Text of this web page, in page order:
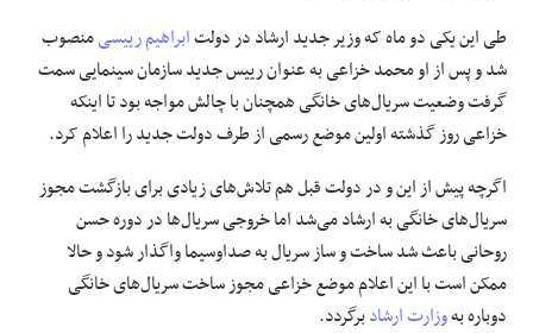
طی این یکی دو ماه که وزیر جدید ارشاد در دولتابراهیم رییسیمنصوب
شد و پس از او محمد خزاعی به عنوان رییس جدید سازمان سینمایی سمت
گرفت وضعیت سریال‌های خانگی همچنان با چالش مواجه بود تا اینکه
خزاعی روز گذشته اولین موضع رسمی از طرف دولت جدید را اعلام کرد.
اگرچه پیش از این و در دولت قبل هم تلاش‌های زیادی برای بازگشت مجوز
سریال‌های خانگی به ارشاد می‌شد اما خروجی سریال‌ها در دوره حسن
روحانی باعث شد ساخت و ساز سریال به صداوسیما واگذار شود و حالا
ممکن است با این اعلام موضع خزاعی مجوز ساخت سریال‌های خانگی
دوباره بهوزارت ارشادبرگردد.